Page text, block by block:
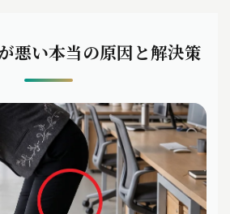
悪い本当の原因と解決策